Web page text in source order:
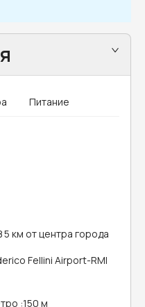
Питание
км от центра города
Fellini Airport-RMI
:150 м